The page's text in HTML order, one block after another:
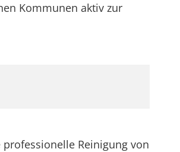
Kommunen aktiv zur
Reinigung von